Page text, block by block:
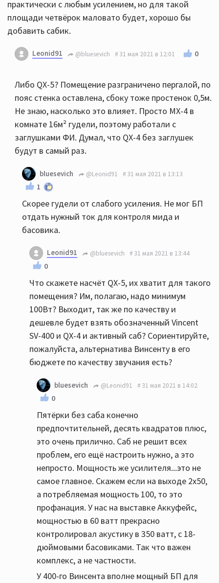
практически с любым усилением, но для такой
площади четвёрок маловато будет, хорошо бы
добавить сабик.
Leonid91 @bluesevich 31 мая 2021 в 12:01 0
Либо QX-5? Помещение разграничено пергалой, по
пояс стенка оставлена, сбоку тоже простенок 0,5м.
Не знаю, насколько это влияет. Просто МХ-4 в
комнате 16м² гудели, поэтому работали с
заглушками ФИ. Думал, что QX-4 без заглушек
будут в самый раз.
bluesevich @Leonid91 31 мая 2021 в 13:13
1
Скорее гудели от слабого усиления. Не мог БП
отдать нужный ток для контроля мида и
басовика.
Leonid91 @bluesevich 31 мая 2021 в 13:44
0
Что скажете насчёт QX-5, их хватит для такого
помещения? Им, полагаю, надо минимум
100Вт? Выходит, так же по качеству и
дешевле будет взять обозначенный Vincent
SV-400 и QX-4 и активный саб? Сориентируйте,
пожалуйста, альтернатива Винсенту в его
бюджете по качеству звучания есть?
bluesevich @Leonid91 31 мая 2021 в 14:02
0
Пятёрки без саба конечно
предпочтительней, десять квадратов плюс,
это очень прилично. Саб не решит всех
проблем, его ещё настроить нужно, а это
непросто. Мощность же усилителя...это не
самое главное. Скажем если на выходе 2х50,
а потребляемая мощность 100, то это
профанация. У нас на выставке Аккуфейс,
мощностью в 60 ватт прекрасно
контролировал акустику в 350 ватт, с 18-
дюймовыми басовиками. Так что важен
комплекс, а не частности.
У 400-го Винсента вполне мощный БП для